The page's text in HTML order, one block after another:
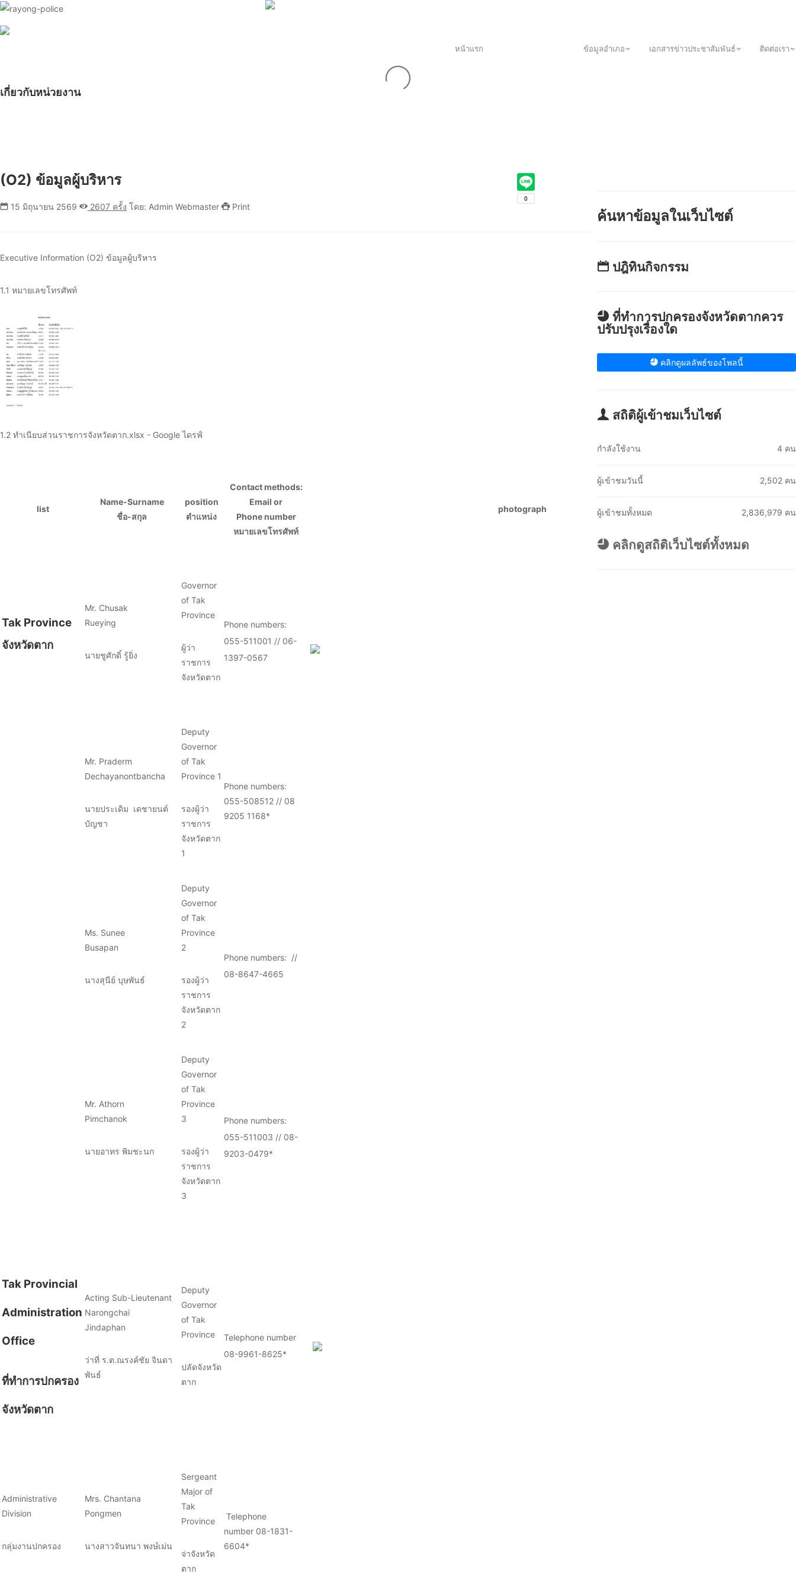
หน้าแรก ข้อมูลอำเภอ เอกสารข่าวประชาสัมพันธ์ ติดต่อเรา
เกี่ยวกับหน่วยงาน
(O2) ข้อมูลผู้บริหาร
15 มิถุนายน 2569 2607 ครั้ง โดย: Admin Webmaster Print
Executive Information (O2) ข้อมูลผู้บริหาร
1.1 หมายเลขโทรศัพท์
1.2 ทำเนียบส่วนราชการจังหวัดตาก.xlsx - Google ไดรฟ์
list
Name-Surname
ชื่อ-สกุล
position
ตำแหน่ง
Contact methods:
Email or
Phone number
หมายเลขโทรศัพท์
photograph
duties/
Tak Province
จังหวัดตาก
Mr. Chusak
Rueying
นายชูศักดิ์ รู้ยิ่ง
Governor
of Tak
Province
ผู้ว่า
ราชการ
จังหวัดตาก
Phone numbers:
055-511001 // 06-
1397-0567
Mr. Praderm
Dechayanontbancha
นายประเดิม เดชายนต์
บัญชา
Deputy
Governor
of Tak
Province 1
รองผู้ว่า
ราชการ
จังหวัดตาก
1
Phone numbers:
055-508512 // 08
9205 1168*
Ms. Sunee
Busapan
นางสุนีย์ บุษพันธ์
Deputy
Governor
of Tak
Province
2
รองผู้ว่า
ราชการ
จังหวัดตาก
2
Phone numbers: //
08-8647-4665
Mr. Athorn
Pimchanok
นายอาทร พิมชะนก
Deputy
Governor
of Tak
Province
3
รองผู้ว่า
ราชการ
จังหวัดตาก
3
Phone numbers:
055-511003 // 08-
9203-0479*
Tak Provincial
Administration
Office
ที่ทำการปกครอง
จังหวัดตาก
Acting Sub-Lieutenant
Narongchai
Jindaphan
ว่าที่ ร.ต.ณรงค์ชัย จินดา
พันธ์
Deputy
Governor
of Tak
Province
ปลัดจังหวัด
ตาก
Telephone number
08-9961-8625*
Administrative
Division
กลุ่มงานปกครอง
Mrs. Chantana
Pongmen
นางสาวจันทนา พงษ์เม่น
Sergeant
Major of
Tak
Province
จ่าจังหวัด
ตาก
Telephone
number 08-1831-
6604*
ค้นหาข้อมูลในเว็บไซต์
ปฎิทินกิจกรรม
ที่ทำการปกครองจังหวัดตากควร
ปรับปรุงเรื่องใด
คลิกดูผลลัพธ์ของโพลนี้
สถิติผู้เข้าชมเว็บไซต์
กำลังใช้งาน 4 คน
ผู้เข้าชมวันนี้ 2,502 คน
ผู้เข้าชมทั้งหมด 2,836,979 คน
คลิกดูสถิติเว็บไซต์ทั้งหมด